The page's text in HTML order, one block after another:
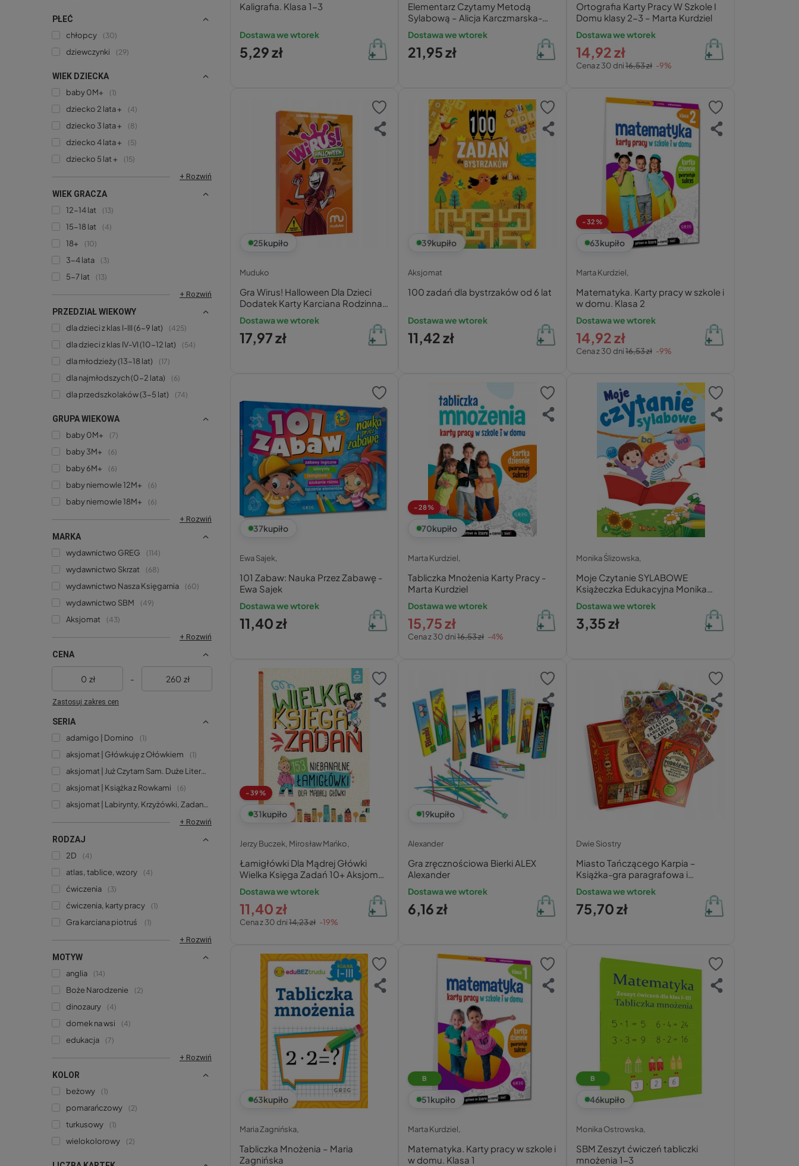
PŁEĆ
chłopcy
30
dziewczynki 29
WIEK DZIECKA
baby 0M+
1
dziecko 2 lata + 4
dziecko 3 lata + 8
dziecko 4 lata + 5
dziecko 5 lat +
15
+ Rozwiń
WIEK GRACZA
12-14 lat
13
15-18 lat 4
18+ 10
3-4 lata 3
5-7 lat
13
+ Rozwiń
PRZEDZIAŁ WIEKOWY
dla dzieci z klas I-III (6-9 lat)
425
dla dzieci z klas IV-VI (10-12 lat) 54
dla młodzieży (13-18 lat) 17
dla najmłodszych (0-2 lata) 6
dla przedszkolaków (3-5 lat) 74
GRUPA WIEKOWA
baby 0M+
7
baby 3M+ 6
baby 6M+ 6
baby niemowle 12M+ 6
baby niemowle 18M+
6
+ Rozwiń
MARKA
wydawnictwo GREG
114
wydawnictwo Skrzat 68
wydawnictwo Nasza Księgarnia 60
wydawnictwo SBM 49
Aksjomat
43
+ Rozwiń
CENA
zł - zł
Zastosuj zakres cen
SERIA
adamigo | Domino
1
aksjomat | Główkuję z Ołówkiem 1
aksjomat | Już Czytam Sam. Duże Litery i Podział Na Sylaby 1
aksjomat | Książka z Rowkami 6
aksjomat | Labirynty, Krzyżówki, Zadania Logiczne
+ Rozwiń
RODZAJ
2D
4
atlas, tablice, wzory 4
ćwiczenia 3
ćwiczenia, karty pracy 1
Gra karciana piotruś
1
+ Rozwiń
MOTYW
anglia
14
Boże Narodzenie 2
dinozaury 4
domek na wsi 4
edukacja
7
+ Rozwiń
KOLOR
beżowy
1
pomarańczowy 2
turkusowy 1
wielokolorowy 2
Kaligrafia. Klasa 1-3
Dostawa we wtorek
5,29 zł
Elementarz Czytamy Metodą
Sylabową – Alicja Karczmarska-
Strzebońska
Dostawa we wtorek
21,95 zł
Ortografia Karty Pracy W Szkole I
Domu klasy 2-3 – Marta Kurdziel
Dostawa we wtorek
Cena z 30 dni16,53 zł -9%
14,92 zł
25kupiło
Muduko
Gra Wirus! Halloween Dla Dzieci
Dodatek Karty Karciana Rodzinna
8+ Muduko
Dostawa we wtorek
17,97 zł
39kupiło
Aksjomat
100 zadań dla bystrzaków od 6 lat
Dostawa we wtorek
11,42 zł
-32%
63kupiło
Marta Kurdziel,
Matematyka. Karty pracy w szkole i
w domu. Klasa 2
Dostawa we wtorek
Cena z 30 dni16,53 zł -9%
14,92 zł
37kupiło
Ewa Sajek,
101 Zabaw: Nauka Przez Zabawę -
Ewa Sajek
Dostawa we wtorek
11,40 zł
-28%
70kupiło
Marta Kurdziel,
Tabliczka Mnożenia Karty Pracy -
Marta Kurdziel
Dostawa we wtorek
Cena z 30 dni16,53 zł -4%
15,75 zł
Monika Ślizowska,
Moje Czytanie SYLABOWE
Książeczka Edukacyjna Monika
Ślizowska 6+ Skrzat
Dostawa we wtorek
3,35 zł
-39%
31kupiło
Jerzy Buczek, Mirosław Mańko,
Łamigłówki Dla Mądrej Główki
Wielka Księga Zadań 10+ Aksjomat
4054
Dostawa we wtorek
Cena z 30 dni14,23 zł -19%
11,40 zł
19kupiło
Alexander
Gra zręcznościowa Bierki ALEX
Alexander
Dostawa we wtorek
6,16 zł
Dwie Siostry
Miasto Tańczącego Karpia –
Książka-gra paragrafowa i
wyszukiwanka dla dzieci 8+
Dostawa we wtorek
75,70 zł
63kupiło
Maria Zagnińska,
Tabliczka Mnożenia – Maria
Zagnińska
B
51kupiło
Marta Kurdziel,
Matematyka. Karty pracy w szkole i
w domu. Klasa 1
B
46kupiło
Monika Ostrowska,
SBM Zeszyt ćwiczeń tabliczki
mnożenia 1-3